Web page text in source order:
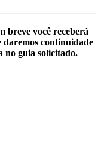
breve você receberá
daremos continuidade
no guia solicitado.